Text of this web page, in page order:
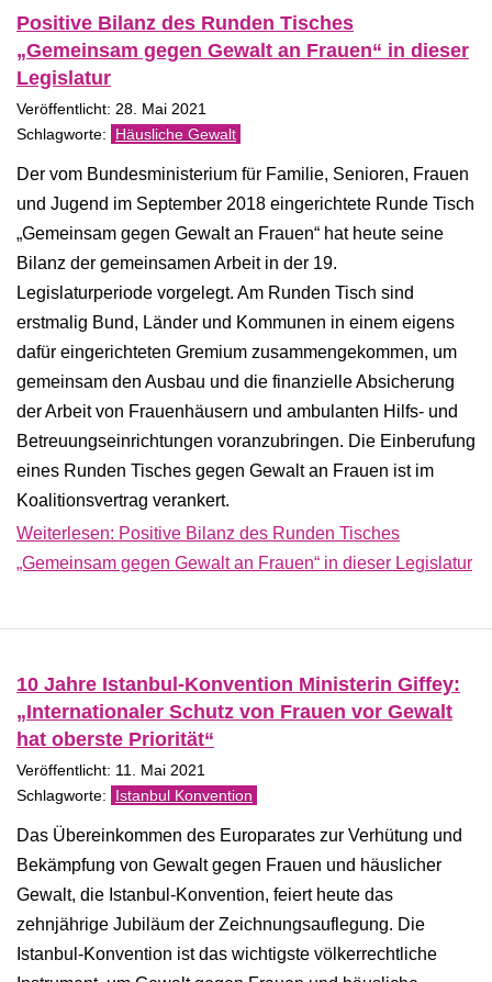
Positive Bilanz des Runden Tisches
„Gemeinsam gegen Gewalt an Frauen“ in dieser
Legislatur
Veröffentlicht: 28. Mai 2021
Häusliche Gewalt
Der vom Bundesministerium für Familie, Senioren, Frauen
und Jugend im September 2018 eingerichtete Runde Tisch
„Gemeinsam gegen Gewalt an Frauen“ hat heute seine
Bilanz der gemeinsamen Arbeit in der 19.
Legislaturperiode vorgelegt. Am Runden Tisch sind
erstmalig Bund, Länder und Kommunen in einem eigens
dafür eingerichteten Gremium zusammengekommen, um
gemeinsam den Ausbau und die finanzielle Absicherung
der Arbeit von Frauenhäusern und ambulanten Hilfs- und
Betreuungseinrichtungen voranzubringen. Die Einberufung
eines Runden Tisches gegen Gewalt an Frauen ist im
Koalitionsvertrag verankert.
Weiterlesen: Positive Bilanz des Runden Tisches
„Gemeinsam gegen Gewalt an Frauen“ in dieser Legislatur
10 Jahre Istanbul-Konvention Ministerin Giffey:
„Internationaler Schutz von Frauen vor Gewalt
hat oberste Priorität“
Veröffentlicht: 11. Mai 2021
Istanbul Konvention
Das Übereinkommen des Europarates zur Verhütung und
Bekämpfung von Gewalt gegen Frauen und häuslicher
Gewalt, die Istanbul-Konvention, feiert heute das
zehnjährige Jubiläum der Zeichnungsauflegung. Die
Istanbul-Konvention ist das wichtigste völkerrechtliche